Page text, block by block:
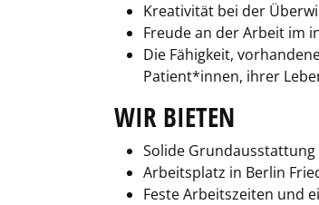
Kreativität bei der
Freude an der Arbeit im
Die Fähigkeit,
Patient*innen, ihrer
WIR BIETEN
Solide
Arbeitsplatz in Berlin
Feste Arbeitszeiten und